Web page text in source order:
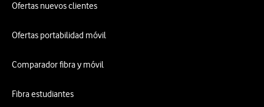
Ofertas nuevos clientes
Ofertas portabilidad móvil
Comparador fibra y móvil
Fibra estudiantes